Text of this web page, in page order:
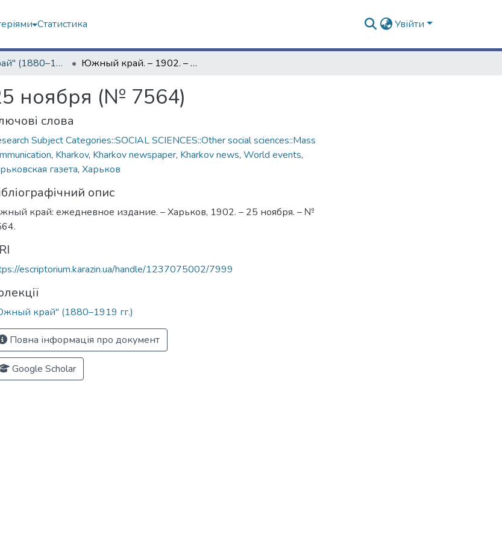
Статистика Увійти
"Южный край" (1880–1919 гг.) Южный край. – 1902. – 25 ноября (№ 7564)
ноября (№ 7564)
слова
Subject Categories::SOCIAL SCIENCES::Other social sciences::Mass
, Kharkov, Kharkov newspaper, Kharkov news, World events,
газета, Харьков
опис
край: ежедневное издание. – Харьков, 1902. – 25 ноября. – №
escriptorium.karazin.ua/handle/1237075002/7999
край" (1880–1919 гг.)
Повна інформація про документ
Google Scholar